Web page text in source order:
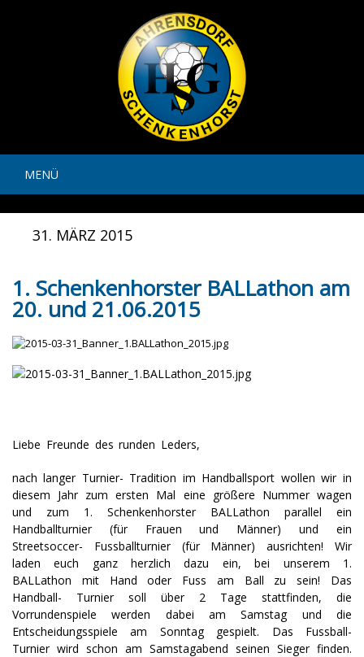
MENÜ
31. MÄRZ 2015
1. Schenkenhorster BALLathon am
20. und 21.06.2015
Liebe Freunde des runden Leders,
nach langer Turnier- Tradition im Handballsport wollen wir in
diesem Jahr zum ersten Mal eine größere Nummer wagen
und zum 1. Schenkenhorster BALLathon parallel ein
Handballturnier (für Frauen und Männer) und ein
Streetsoccer- Fussballturnier (für Männer) ausrichten! Wir
laden euch ganz herzlich dazu ein, bei unserem 1.
BALLathon mit Hand oder Fuss am Ball zu sein! Das
Handball- Turnier soll über 2 Tage stattfinden, die
Vorrundenspiele werden dabei am Samstag und die
Entscheidungsspiele am Sonntag gespielt. Das Fussball-
Turnier wird schon am Samstagabend seinen Sieger finden.